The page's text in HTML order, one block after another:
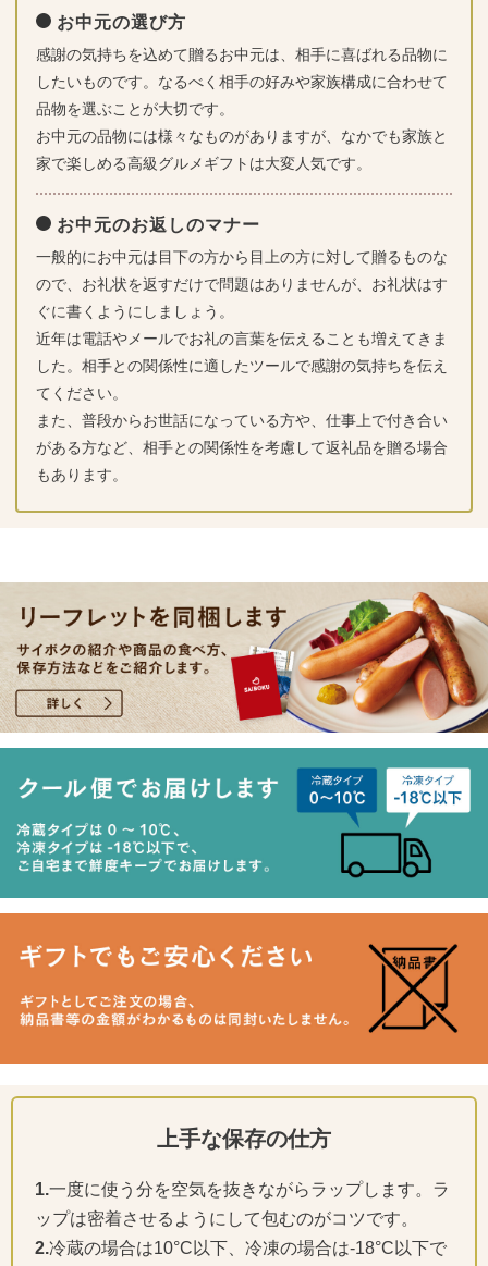
お中元の選び方
感謝の気持ちを込めて贈るお中元は、相手に喜ばれる品物に
したいものです。なるべく相手の好みや家族構成に合わせて
品物を選ぶことが大切です。
お中元の品物には様々なものがありますが、なかでも家族と
家で楽しめる高級グルメギフトは大変人気です。
お中元のお返しのマナー
一般的にお中元は目下の方から目上の方に対して贈るものな
ので、お礼状を返すだけで問題はありませんが、お礼状はす
ぐに書くようにしましょう。
近年は電話やメールでお礼の言葉を伝えることも増えてきま
した。相手との関係性に適したツールで感謝の気持ちを伝え
てください。
また、普段からお世話になっている方や、仕事上で付き合い
がある方など、相手との関係性を考慮して返礼品を贈る場合
もあります。
上手な保存の仕方
1.一度に使う分を空気を抜きながらラップします。ラ
ップは密着させるようにして包むのがコツです。
2.冷蔵の場合は10°C以下、冷凍の場合は-18°C以下で